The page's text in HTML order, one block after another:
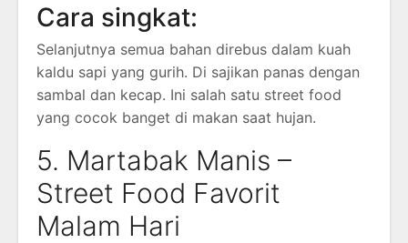
Cara singkat:
Selanjutnya semua bahan direbus dalam kuah
kaldu sapi yang gurih. Di sajikan panas dengan
sambal dan kecap. Ini salah satu street food
yang cocok banget di makan saat hujan.
5. Martabak Manis –
Street Food Favorit
Malam Hari